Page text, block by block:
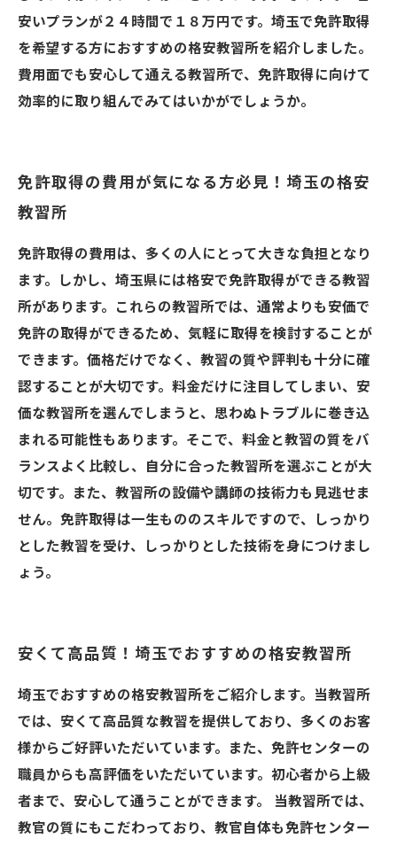
安いプランが２４時間で１８万円です。埼玉で免許取得
を希望する方におすすめの格安教習所を紹介しました。
費用面でも安心して通える教習所で、免許取得に向けて
効率的に取り組んでみてはいかがでしょうか。
免許取得の費用が気になる方必見！埼玉の格安
教習所
免許取得の費用は、多くの人にとって大きな負担となり
ます。しかし、埼玉県には格安で免許取得ができる教習
所があります。これらの教習所では、通常よりも安価で
免許の取得ができるため、気軽に取得を検討することが
できます。価格だけでなく、教習の質や評判も十分に確
認することが大切です。料金だけに注目してしまい、安
価な教習所を選んでしまうと、思わぬトラブルに巻き込
まれる可能性もあります。そこで、料金と教習の質をバ
ランスよく比較し、自分に合った教習所を選ぶことが大
切です。また、教習所の設備や講師の技術力も見逃せま
せん。免許取得は一生もののスキルですので、しっかり
とした教習を受け、しっかりとした技術を身につけまし
ょう。
安くて高品質！埼玉でおすすめの格安教習所
埼玉でおすすめの格安教習所をご紹介します。当教習所
では、安くて高品質な教習を提供しており、多くのお客
様からご好評いただいています。また、免許センターの
職員からも高評価をいただいています。初心者から上級
者まで、安心して通うことができます。 当教習所では、
教官の質にもこだわっており、教官自体も免許センター